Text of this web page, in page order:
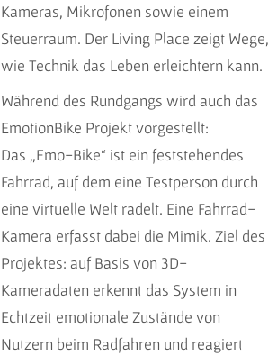
Kameras, Mikrofonen sowie einem
Steuerraum. Der Living Place zeigt Wege,
wie Technik das Leben erleichtern kann.
Während des Rundgangs wird auch das
EmotionBike Projekt vorgestellt:
Das „Emo-Bike“ ist ein feststehendes
Fahrrad, auf dem eine Testperson durch
eine virtuelle Welt radelt. Eine Fahrrad-
Kamera erfasst dabei die Mimik. Ziel des
Projektes: auf Basis von 3D-
Kameradaten erkennt das System in
Echtzeit emotionale Zustände von
Nutzern beim Radfahren und reagiert